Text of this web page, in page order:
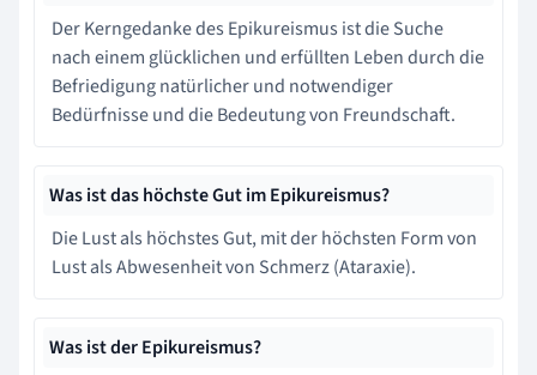
Der Kerngedanke des Epikureismus ist die Suche
nach einem glücklichen und erfüllten Leben durch die
Befriedigung natürlicher und notwendiger
Bedürfnisse und die Bedeutung von Freundschaft.
Was ist das höchste Gut im Epikureismus?
Die Lust als höchstes Gut, mit der höchsten Form von
Lust als Abwesenheit von Schmerz (Ataraxie).
Was ist der Epikureismus?